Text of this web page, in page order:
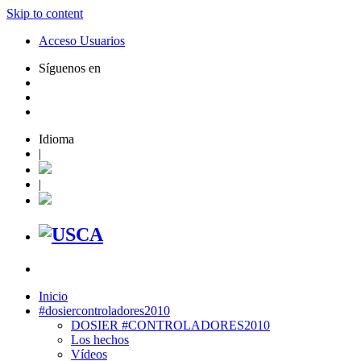
Skip to content
Acceso Usuarios
Síguenos en
Idioma
|
|
Inicio
#dosiercontroladores2010
DOSIER #CONTROLADORES2010
Los hechos
Vídeos